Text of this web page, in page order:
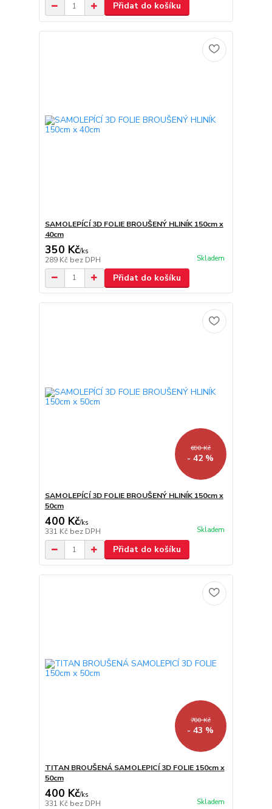
Přidat do košíku
SAMOLEPÍCÍ 3D FOLIE BROUŠENÝ HLINÍK 150cm x
40cm
350 Kč/ks
289 Kč bez DPH Skladem
Přidat do košíku
690 Kč
- 42 %
SAMOLEPÍCÍ 3D FOLIE BROUŠENÝ HLINÍK 150cm x
50cm
400 Kč/ks
331 Kč bez DPH Skladem
Přidat do košíku
700 Kč
- 43 %
TITAN BROUŠENÁ SAMOLEPICÍ 3D FOLIE 150cm x
50cm
400 Kč/ks
331 Kč bez DPH Skladem